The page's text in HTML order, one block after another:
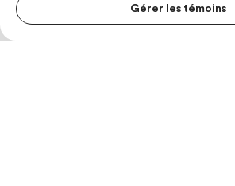
Gérer les témoins